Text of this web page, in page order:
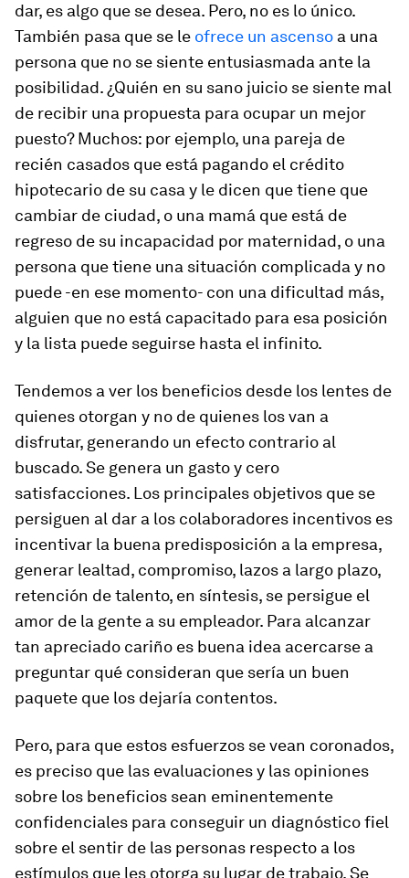
dar, es algo que se desea. Pero, no es lo único.
También pasa que se le ofrece un ascenso a una
persona que no se siente entusiasmada ante la
posibilidad. ¿Quién en su sano juicio se siente mal
de recibir una propuesta para ocupar un mejor
puesto? Muchos: por ejemplo, una pareja de
recién casados que está pagando el crédito
hipotecario de su casa y le dicen que tiene que
cambiar de ciudad, o una mamá que está de
regreso de su incapacidad por maternidad, o una
persona que tiene una situación complicada y no
puede -en ese momento- con una dificultad más,
alguien que no está capacitado para esa posición
y la lista puede seguirse hasta el infinito.
Tendemos a ver los beneficios desde los lentes de
quienes otorgan y no de quienes los van a
disfrutar, generando un efecto contrario al
buscado. Se genera un gasto y cero
satisfacciones. Los principales objetivos que se
persiguen al dar a los colaboradores incentivos es
incentivar la buena predisposición a la empresa,
generar lealtad, compromiso, lazos a largo plazo,
retención de talento, en síntesis, se persigue el
amor de la gente a su empleador. Para alcanzar
tan apreciado cariño es buena idea acercarse a
preguntar qué consideran que sería un buen
paquete que los dejaría contentos.
Pero, para que estos esfuerzos se vean coronados,
es preciso que las evaluaciones y las opiniones
sobre los beneficios sean eminentemente
confidenciales para conseguir un diagnóstico fiel
sobre el sentir de las personas respecto a los
estímulos que les otorga su lugar de trabajo. Se